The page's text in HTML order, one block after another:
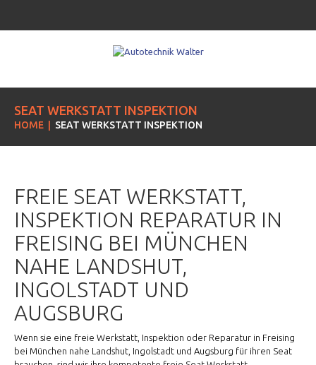
SEAT WERKSTATT INSPEKTION
HOME SEAT WERKSTATT INSPEKTION
FREIE SEAT WERKSTATT,
INSPEKTION REPARATUR IN
FREISING BEI MÜNCHEN
NAHE LANDSHUT,
INGOLSTADT UND
AUGSBURG
Wenn sie eine freie Werkstatt, Inspektion oder Reparatur in Freising
bei München nahe Landshut, Ingolstadt und Augsburg für ihren Seat